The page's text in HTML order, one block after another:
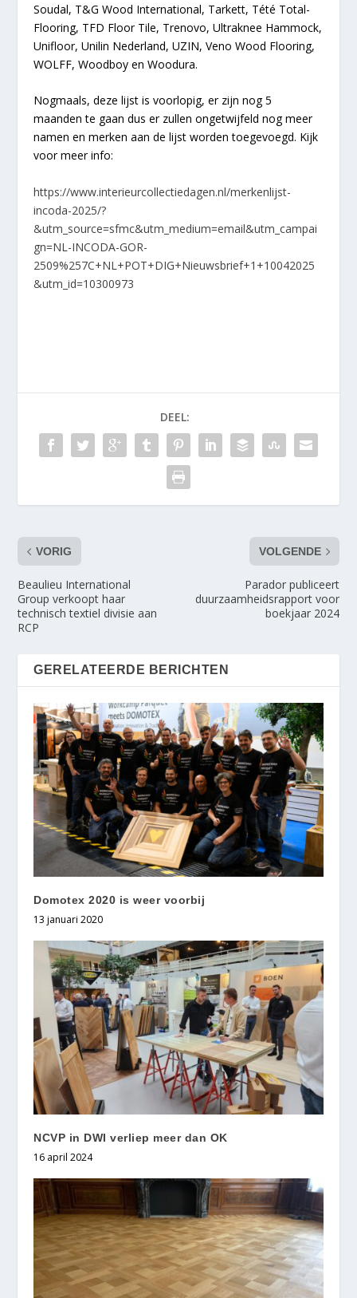
Soudal, T&G Wood International, Tarkett, Tété Total-
Flooring, TFD Floor Tile, Trenovo, Ultraknee Hammock,
Unifloor, Unilin Nederland, UZIN, Veno Wood Flooring,
WOLFF, Woodboy en Woodura.
Nogmaals, deze lijst is voorlopig, er zijn nog 5
maanden te gaan dus er zullen ongetwijfeld nog meer
namen en merken aan de lijst worden toegevoegd. Kijk
voor meer info:
https://www.interieurcollectiedagen.nl/merkenlijst-
incoda-2025/?
&utm_source=sfmc&utm_medium=email&utm_campai
gn=NL-INCODA-GOR-
2509%257C+NL+POT+DIG+Nieuwsbrief+1+10042025
&utm_id=10300973
DEEL:
VORIG
Beaulieu International
Group verkoopt haar
technisch textiel divisie aan
RCP
VOLGENDE
Parador publiceert
duurzaamheidsrapport voor
boekjaar 2024
GERELATEERDE BERICHTEN
Domotex 2020 is weer voorbij
13 januari 2020
NCVP in DWI verliep meer dan OK
16 april 2024